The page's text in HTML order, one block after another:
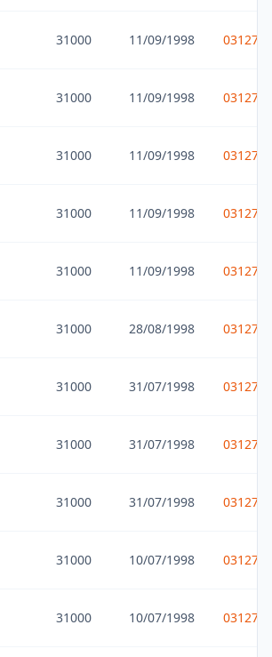
31000 11/09/1998
31000 11/09/1998
31000 11/09/1998
31000 11/09/1998
31000 11/09/1998
31000 28/08/1998
31000 31/07/1998
31000 31/07/1998
31000 31/07/1998
31000 10/07/1998
31000 10/07/1998